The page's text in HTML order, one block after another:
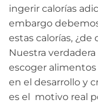
ingerir calorías
embargo
estas calorías,
Nuestra
escoger
en el desarrollo y
es el motivo real